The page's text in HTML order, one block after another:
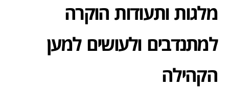
מלגות ותעודות הוקרה
למתנדבים ולעושים למען
הקהילה